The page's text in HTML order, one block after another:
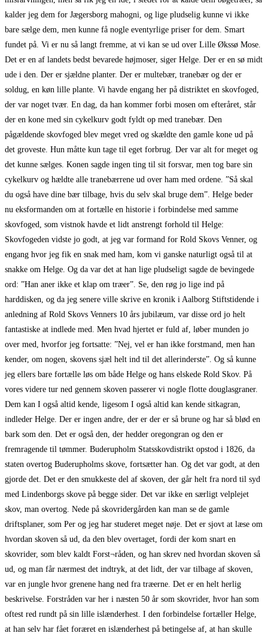
kalder jeg dem for Jægersborg mahogni, og lige pludselig kunne vi ikke
bare sælge dem, men kunne få nogle eventyrlige priser for dem. Smart
fundet på. Vi er nu så langt fremme, at vi kan se ud over Lille Økssø Mose.
Det er en af landets bedst bevarede højmoser, siger Helge. Der er en sø midt
ude i den. Der er sjældne planter. Der er multebær, tranebær og der er
soldug, en køn lille plante. Vi havde engang her på distriktet en skovfoged,
der var noget tvær. En dag, da han kommer forbi mosen om efteråret, står
der en kone med sin cykelkurv godt fyldt op med tranebær. Den
pågældende skovfoged blev meget vred og skældte den gamle kone ud på
det groveste. Hun måtte kun tage til eget forbrug. Der var alt for meget og
det kunne sælges. Konen sagde ingen ting til sit forsvar, men tog bare sin
cykelkurv og hældte alle tranebærrene ud over ham med ordene. ”Så skal
du også have dine bær tilbage, hvis du selv skal bruge dem”. Helge beder
nu eksformanden om at fortælle en historie i forbindelse med samme
skovfoged, som vistnok havde et lidt anstrengt forhold til Helge:
Skovfogeden vidste jo godt, at jeg var formand for Rold Skovs Venner, og
engang hvor jeg fik en snak med ham, kom vi ganske naturligt også til at
snakke om Helge. Og da var det at han lige pludseligt sagde de bevingede
ord: ”Han aner ikke et klap om træer”. Se, den røg jo lige ind på
harddisken, og da jeg senere ville skrive en kronik i Aalborg Stiftstidende i
anledning af Rold Skovs Venners 10 års jubilæum, var disse ord jo helt
fantastiske at indlede med. Men hvad hjertet er fuld af, løber munden jo
over med, hvorfor jeg fortsatte: ”Nej, vel er han ikke forstmand, men han
kender, om nogen, skovens sjæl helt ind til det allerinderste”. Og så kunne
jeg ellers bare fortælle løs om både Helge og hans elskede Rold Skov. På
vores videre tur ned gennem skoven passerer vi nogle flotte douglasgraner.
Dem kan I også altid kende, ligesom I også altid kan kende sitkagran,
indleder Helge. Der er ingen andre, der er der er så brune og har så blød en
bark som den. Det er også den, der hedder oregongran og den er
fremragende til tømmer. Buderupholm Statsskovdistrikt opstod i 1826, da
staten overtog Buderupholms skove, fortsætter han. Og det var godt, at den
gjorde det. Det er den smukkeste del af skoven, der går helt fra nord til syd
med Lindenborgs skove på begge sider. Det var ikke en særligt velplejet
skov, man overtog. Nede på skovridergården kan man se de gamle
driftsplaner, som Per og jeg har studeret meget nøje. Det er sjovt at læse om
hvordan skoven så ud, da den blev overtaget, fordi der kom snart en
skovrider, som blev kaldt Forst¬råden, og han skrev ned hvordan skoven så
ud, og man får nærmest det indtryk, at det lidt, der var tilbage af skoven,
var en jungle hvor grenene hang ned fra træerne. Det er en helt herlig
beskrivelse. Forstråden var her i næsten 50 år som skovrider, hvor han som
oftest red rundt på sin lille islænderhest. I den forbindelse fortæller Helge,
at han selv har fået foræret en islænderhest på betingelse af, at han skulle